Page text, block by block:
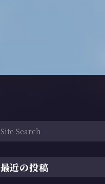
最近の投稿